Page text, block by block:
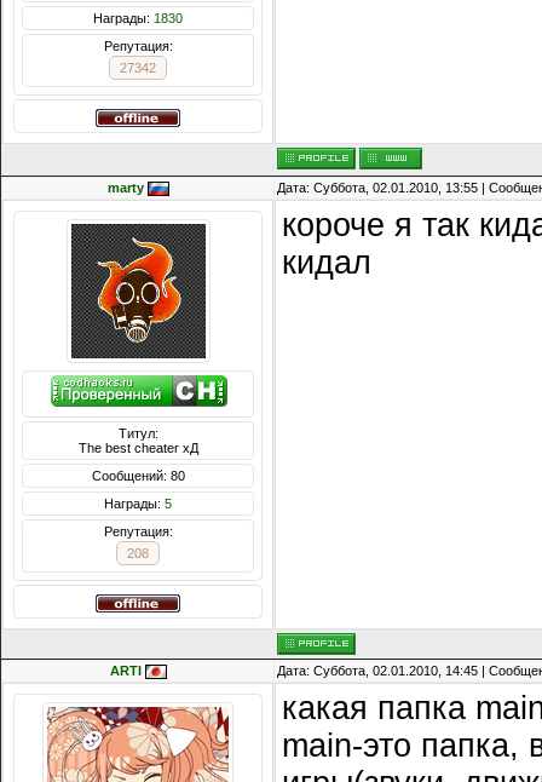
Награды: 1830
Репутация:
27342
marty Дата: Суббота, 02.01.2010, 13:55 |
Титул:
The best cheater хД
Сообщений: 80
Награды: 5
Репутация:
208
короче я так
кидал
ARTI Дата: Суббота, 02.01.2010, 14:45 |
какая папка
main-это папка,